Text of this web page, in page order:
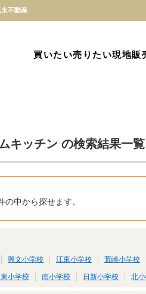
不動産
買いたい売りたい現地販
キッチン の検索結果一覧
の中から探せます。
興文小学校 江東小学校 荒崎小学校
東小学校 南小学校 日新小学校 北